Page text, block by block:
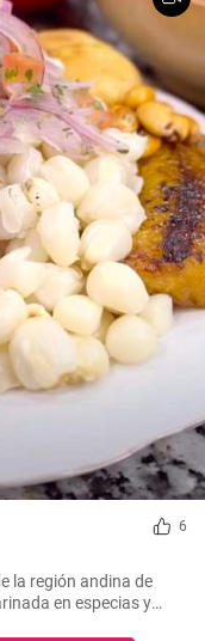
6
la región andina de
en especias y